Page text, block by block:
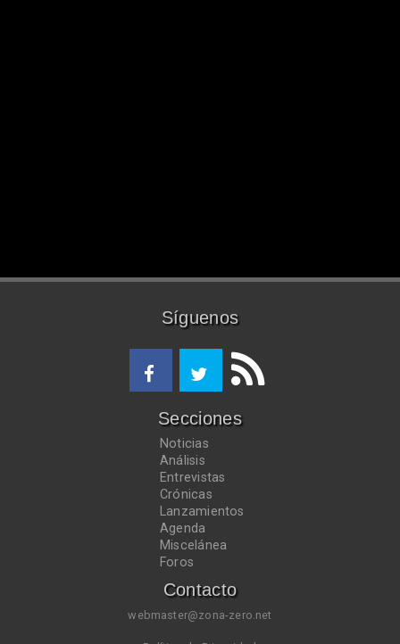
Síguenos
Secciones
Noticias
Análisis
Entrevistas
Crónicas
Lanzamientos
Agenda
Miscelánea
Foros
Contacto
webmaster@zona-zero.net